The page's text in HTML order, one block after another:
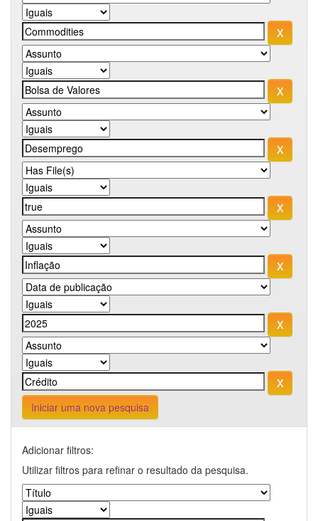
Iniciar uma nova pesquisa
Adicionar filtros:
Utilizar filtros para refinar o resultado da pesquisa.